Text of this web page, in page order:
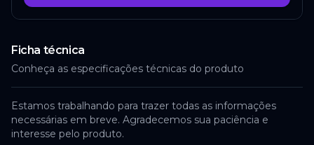
Ficha técnica
Conheça as especificações técnicas do produto
Estamos trabalhando para trazer todas as informações
necessárias em breve. Agradecemos sua paciência e
interesse pelo produto.